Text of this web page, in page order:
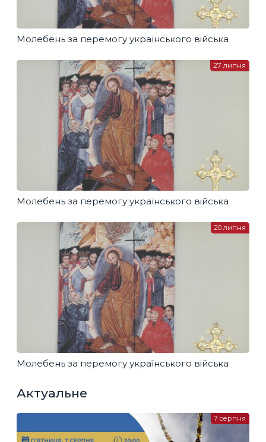
Молебень за перемогу українського війська
Молебень за перемогу українського війська
27 липня
Молебень за перемогу українського війська
20 липня
Актуальне
7 серпня